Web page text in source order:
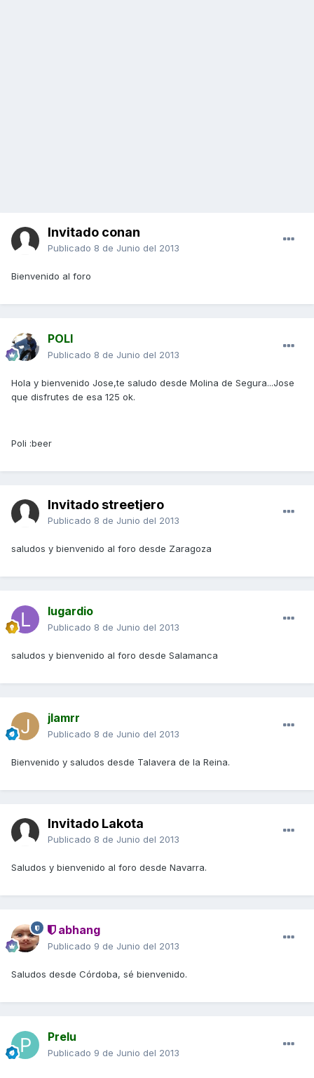
Invitado conan
Publicado 8 de Junio del 2013
Bienvenido al foro
POLI
Publicado 8 de Junio del 2013
Hola y bienvenido Jose,te saludo desde Molina de Segura...Jose
que disfrutes de esa 125 ok.
Poli :beer
Invitado streetjero
Publicado 8 de Junio del 2013
saludos y bienvenido al foro desde Zaragoza
lugardio
Publicado 8 de Junio del 2013
saludos y bienvenido al foro desde Salamanca
jlamrr
Publicado 8 de Junio del 2013
Bienvenido y saludos desde Talavera de la Reina.
Invitado Lakota
Publicado 8 de Junio del 2013
Saludos y bienvenido al foro desde Navarra.
abhang
Publicado 9 de Junio del 2013
Saludos desde Córdoba, sé bienvenido.
Prelu
Publicado 9 de Junio del 2013